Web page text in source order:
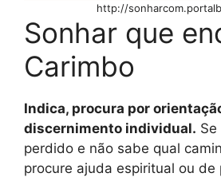
http://
Sonhar que
Carimbo
Indica, procura por
discernimento individual.
perdido e não sabe qual
procure ajuda espiritual ou de